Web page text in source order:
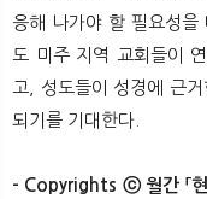
응해 나가야 할 필요성을
도 미주 지역 교회들이
고, 성도들이 성경에 근
되기를 기대한다.
- Copyrights ⓒ 월간 「현